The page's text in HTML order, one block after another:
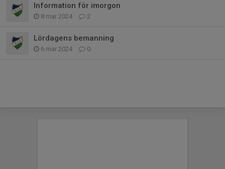
Information för imorgon
8 mar 2024 2
Lördagens bemanning
6 mar 2024 0